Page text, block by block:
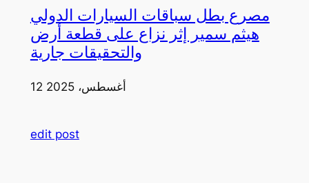
مصرع بطل سباقات السيارات الدولي
هيثم سمير إثر نزاع على قطعة أرض
والتحقيقات جارية
12 أغسطس، 2025
edit post